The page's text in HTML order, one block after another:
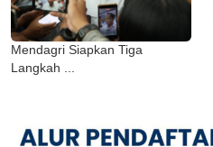
Mendagri Siapkan Tiga
Langkah ...